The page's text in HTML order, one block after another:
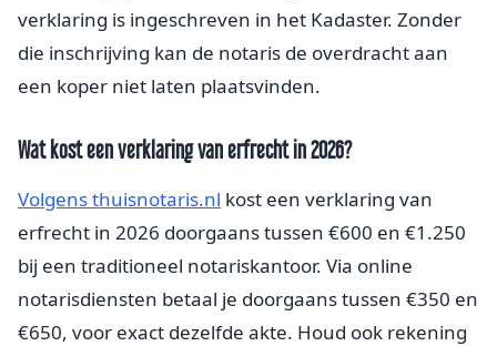
verklaring is ingeschreven in het Kadaster. Zonder
die inschrijving kan de notaris de overdracht aan
een koper niet laten plaatsvinden.
Wat kost een verklaring van erfrecht in 2026?
Volgens thuisnotaris.nl kost een verklaring van
erfrecht in 2026 doorgaans tussen €600 en €1.250
bij een traditioneel notariskantoor. Via online
notarisdiensten betaal je doorgaans tussen €350 en
€650, voor exact dezelfde akte. Houd ook rekening